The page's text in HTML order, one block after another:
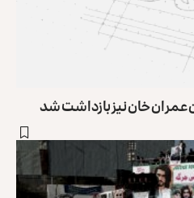
عمران خان نیز بازداشت شد